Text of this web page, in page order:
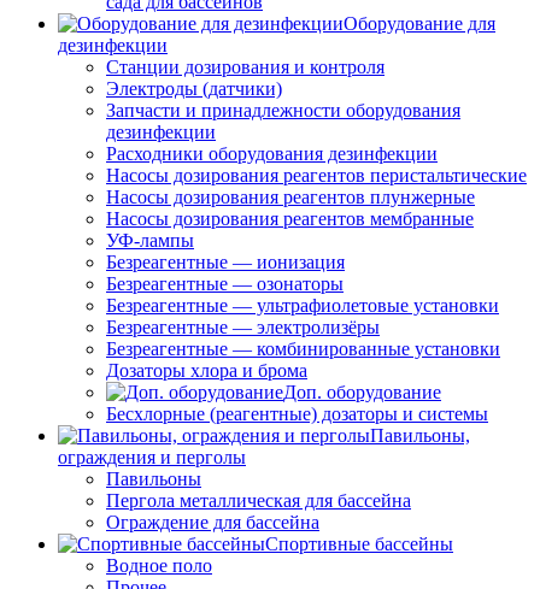
Оборудование для
дезинфекции
Станции дозирования и контроля
Электроды (датчики)
Запчасти и принадлежности оборудования
дезинфекции
Расходники оборудования дезинфекции
Насосы дозирования реагентов перистальтические
Насосы дозирования реагентов плунжерные
Насосы дозирования реагентов мембранные
УФ-лампы
Безреагентные — ионизация
Безреагентные — озонаторы
Безреагентные — ультрафиолетовые установки
Безреагентные — электролизёры
Безреагентные — комбинированные установки
Дозаторы хлора и брома
Доп. оборудование
Бесхлорные (реагентные) дозаторы и системы
Павильоны,
ограждения и перголы
Павильоны
Пергола металлическая для бассейна
Ограждение для бассейна
Спортивные бассейны
Водное поло